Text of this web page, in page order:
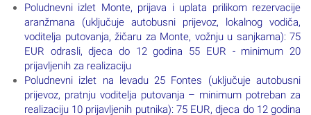
Poludnevni izlet Monte, prijava i uplata prilikom rezervacije
aranžmana (uključuje autobusni prijevoz, lokalnog vodiča,
voditelja putovanja, žičaru za Monte, vožnju u sanjkama): 75
EUR odrasli, djeca do 12 godina 55 EUR - minimum 20
prijavljenih za realizaciju
Poludnevni izlet na levadu 25 Fontes (uključuje autobusni
prijevoz, pratnju voditelja putovanja – minimum potreban za
realizaciju 10 prijavljenih putnika): 75 EUR, djeca do 12 godina